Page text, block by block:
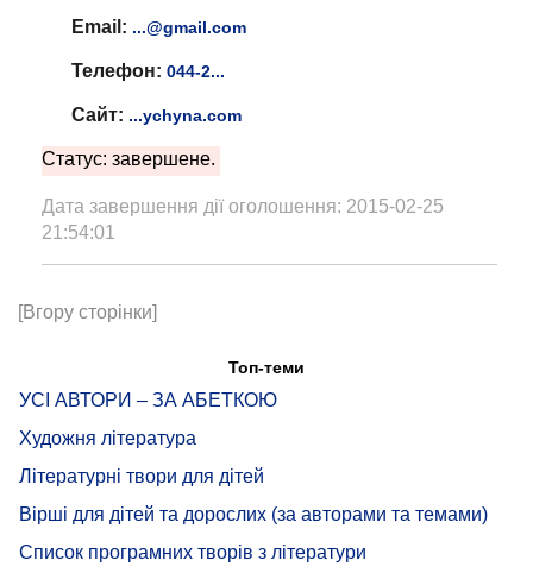
Email: ...@gmail.com
Телефон: 044-2...
Сайт: ...ychyna.com
Статус: завершене.
Дата завершення дії оголошення: 2015-02-25
21:54:01
[Вгору сторінки]
Топ-теми
УСІ АВТОРИ – ЗА АБЕТКОЮ
Художня література
Літературні твори для дітей
Вірші для дітей та дорослих (за авторами та темами)
Список програмних творів з літератури